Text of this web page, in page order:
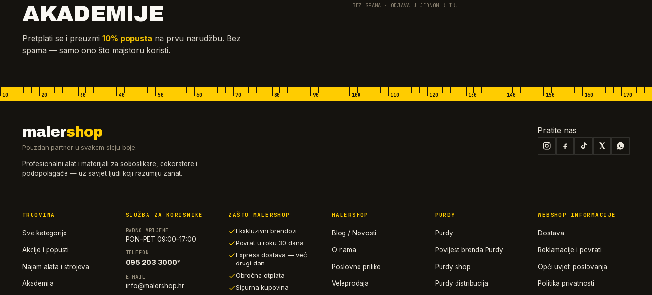
AKADEMIJE
Pretplati se i preuzmi 10% popusta na prvu narudžbu. Bez
spama — samo ono što majstoru koristi.
BEZ SPAMA · ODJAVA U JEDNOM KLIKU
10 20 30 40 50 60 70 80 90 100 110 120 130 140 150 160 170
malershop
Pouzdan partner u svakom sloju boje.
Profesionalni alat i materijali za soboslikare, dekoratere i
podopolagače — uz savjet ljudi koji razumiju zanat.
Pratite nas
TRGOVINA
Sve kategorije
Akcije i popusti
Najam alata i strojeva
Akademija
SLUŽBA ZA KORISNIKE
RADNO VRIJEME
PON–PET 09:00–17:00
TELEFON
095 203 3000*
E-MAIL
info@malershop.hr
ZAŠTO MALERSHOP
Ekskluzivni brendovi
Povrat u roku 30 dana
Express dostava — već
drugi dan
Obročna otplata
Sigurna kupovina
MALERSHOP
Blog / Novosti
O nama
Poslovne prilike
Veleprodaja
PURDY
Purdy
Povijest brenda Purdy
Purdy shop
Purdy distribucija
WEBSHOP INFORMACIJE
Dostava
Reklamacije i povrati
Opći uvjeti poslovanja
Politika privatnosti